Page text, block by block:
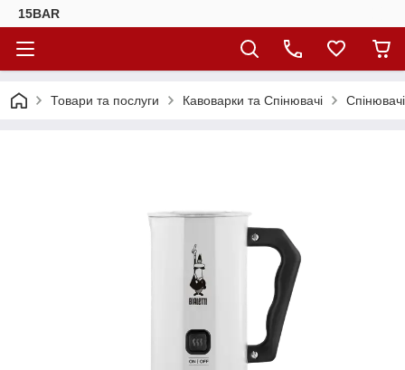
15BAR
Товари та послуги Кавоварки та Спінювачі Спінювачі